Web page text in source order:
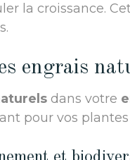
la croissance.
engrais
dans votre
pour vos